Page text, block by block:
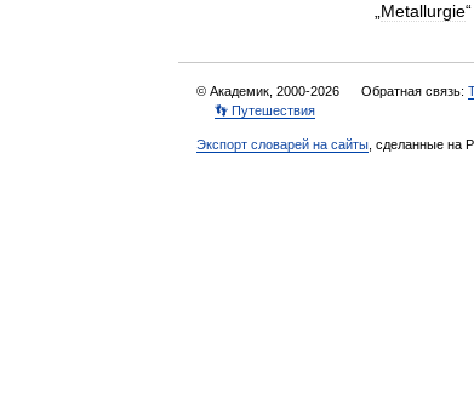
Metallurgie“
© Академик, 2000-2026 Обратная связь:
👣 Путешествия
Экспорт словарей на сайты , сделанные на